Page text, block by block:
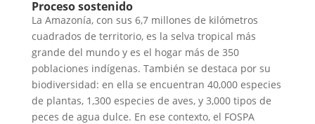
Proceso sostenido
La Amazonía, con sus 6,7 millones de kilómetros
cuadrados de territorio, es la selva tropical más
grande del mundo y es el hogar más de 350
poblaciones indígenas. También se destaca por su
biodiversidad: en ella se encuentran 40,000 especies
de plantas, 1,300 especies de aves, y 3,000 tipos de
peces de agua dulce. En ese contexto, el FOSPA